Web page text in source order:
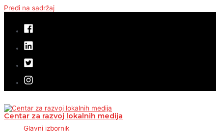
Pređi na sadržaj
Centar za razvoj lokalnih medija
Glavni izbornik